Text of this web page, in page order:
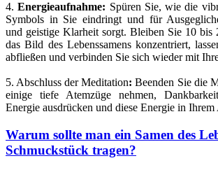
4.Energieaufnahme: Spüren Sie, wie die
Symbols in Sie eindringt und für
und geistige Klarheit sorgt. Bleiben Sie 10 bis
das Bild des Lebenssamens konzentriert,
abfließen und verbinden Sie sich wieder mit
5. Abschluss der Meditation: Beenden Sie die
einige tiefe Atemzüge nehmen,
Energie ausdrücken und diese Energie in
Warum sollte man ein Samen des
Schmuckstück tragen?